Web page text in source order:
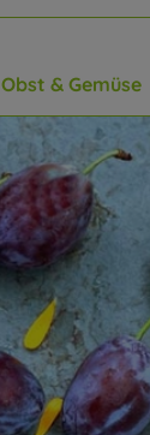
Obst & Gemüse